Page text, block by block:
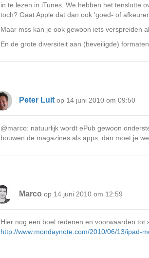
in te lezen in iTunes. We hebben het tenslotte
toch? Gaat Apple dat dan ook ‘goed- of
Maar mss kan je ook gewoon iets verspreiden
En de grote diversiteit aan (beveiligde)
Peter Luit op 14 juni 2010 om 09:50
@marco: natuurlijk wordt ePub gewoon
bouwen de magazines als apps, dan moet je
Marco op 14 juni 2010 om 12:59
Hier nog een boel redenen en voorwaarden tot
http://www.mondaynote.com/2010/06/13/ipad-